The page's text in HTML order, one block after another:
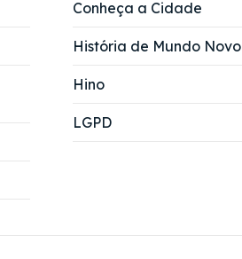
Conheça a Cidade
História de Mundo Novo
Hino
LGPD